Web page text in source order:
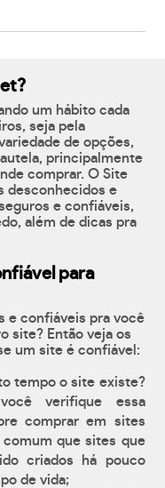
um hábito cada
seja pela
de opções,
principalmente
comprar. O Site
desconhecidos e
e confiáveis,
além de dicas pra
para
e confiáveis pra você
site? Então veja os
um site é confiável:
tempo o site existe?
verifique essa
comprar em sites
que sites que
criados há pouco
de vida;